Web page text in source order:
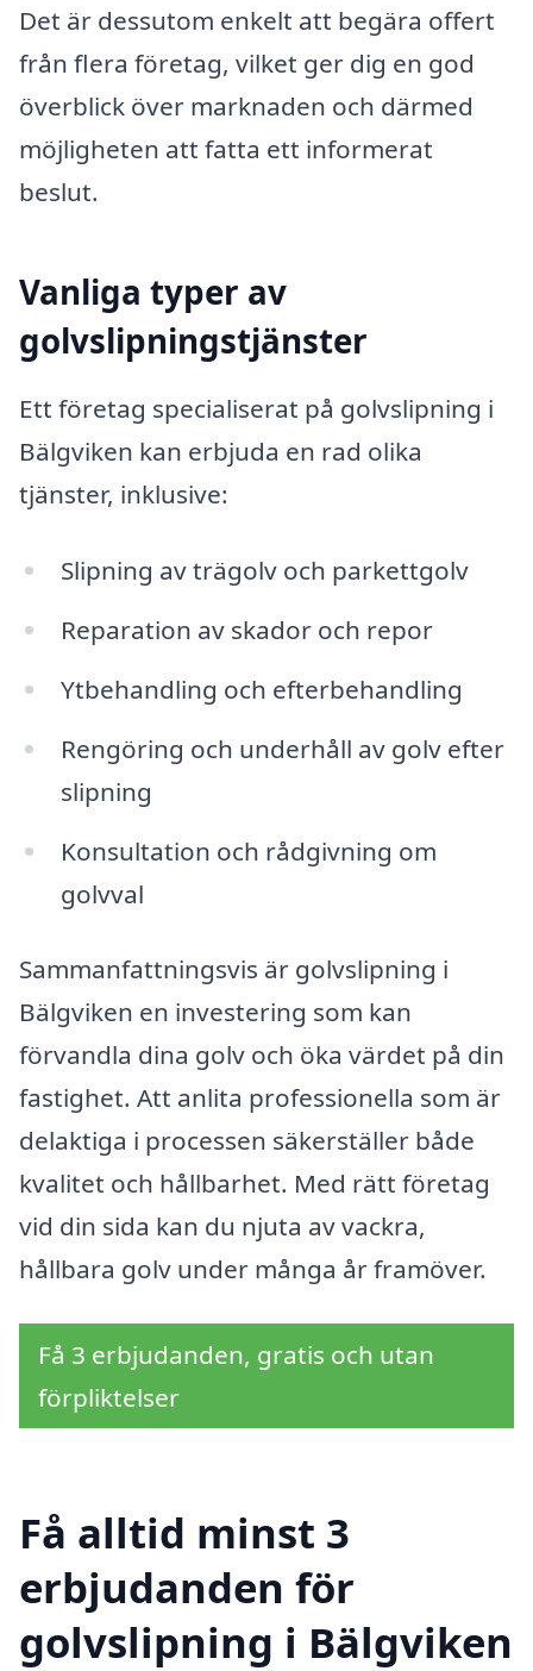
Det är dessutom enkelt att begära offert
från flera företag, vilket ger dig en god
överblick över marknaden och därmed
möjligheten att fatta ett informerat
beslut.
Vanliga typer av
golvslipningstjänster
Ett företag specialiserat på golvslipning i
Bälgviken kan erbjuda en rad olika
tjänster, inklusive:
Slipning av trägolv och parkettgolv
Reparation av skador och repor
Ytbehandling och efterbehandling
Rengöring och underhåll av golv efter
slipning
Konsultation och rådgivning om
golvval
Sammanfattningsvis är golvslipning i
Bälgviken en investering som kan
förvandla dina golv och öka värdet på din
fastighet. Att anlita professionella som är
delaktiga i processen säkerställer både
kvalitet och hållbarhet. Med rätt företag
vid din sida kan du njuta av vackra,
hållbara golv under många år framöver.
Få 3 erbjudanden, gratis och utan
förpliktelser
Få alltid minst 3
erbjudanden för
golvslipning i Bälgviken